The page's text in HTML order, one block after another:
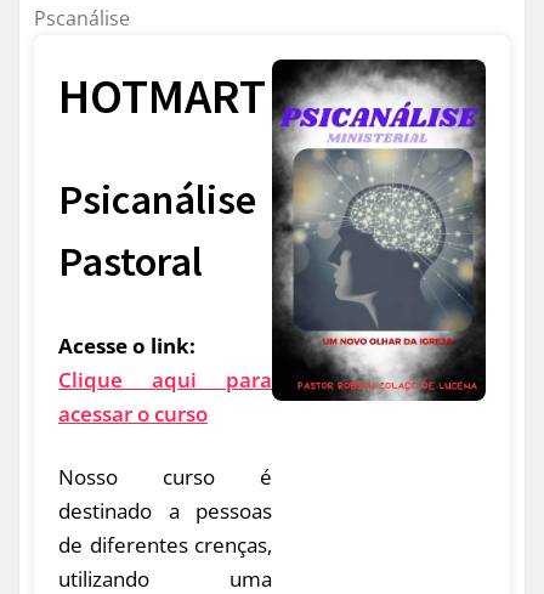
Pscanálise
HOTMART
Psicanálise
Pastoral
Acesse o link:
Clique aqui para
acessar o curso
Nosso curso é
destinado a pessoas
de diferentes crenças,
utilizando uma